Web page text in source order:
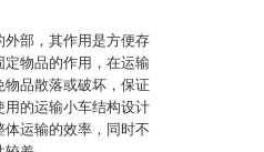
部，其作用是方便存
物品的作用，在运输
品散落或破坏，保证
的运输小车结构设计
运输的效率，同时不